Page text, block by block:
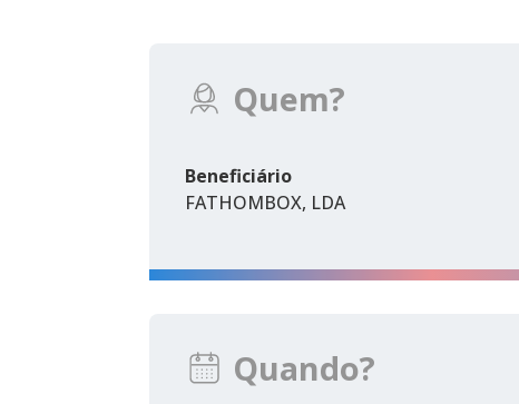
Quem?
Beneficiário
FATHOMBOX, LDA
Quando?